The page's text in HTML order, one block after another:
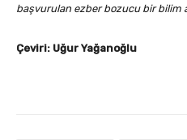
başvurulan ezber bozucu bir bilim
Çeviri: Uğur Yağanoğlu